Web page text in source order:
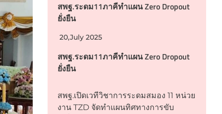
สพฐ.ระดม11ภาคีทำแผน Zero Dropout
ยั่งยืน
20,July 2025
สพฐ.ระดม11ภาคีทำแผน Zero Dropout
ยั่งยืน
สพฐ.เปิดเวทีวิชาการระดมสมอง 11 หน่วย
งาน TZD จัดทำแผนทิศทางการขับ